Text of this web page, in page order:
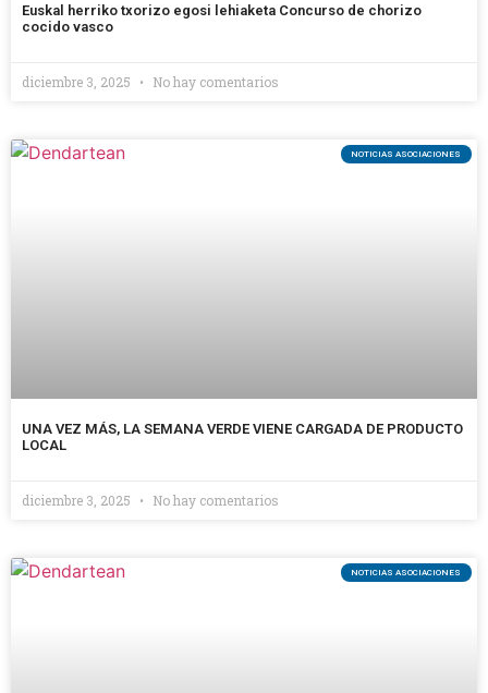
Euskal herriko txorizo egosi lehiaketa Concurso de chorizo
cocido vasco
diciembre 3, 2025 No hay comentarios
NOTICIAS ASOCIACIONES
UNA VEZ MÁS, LA SEMANA VERDE VIENE CARGADA DE PRODUCTO
LOCAL
diciembre 3, 2025 No hay comentarios
NOTICIAS ASOCIACIONES